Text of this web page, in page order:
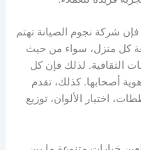
شركة نجوم الصيانة تهتم
كل منزل، سواء من حيث
الثقافية. لذلك فإن كل
أصحابها. كذلك، تقدم
اختيار الألوان، توزيع